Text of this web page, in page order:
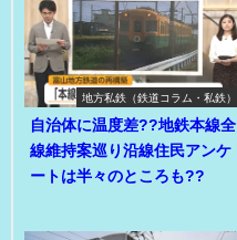
地方私鉄（鉄道コラム・私鉄）
自治体に温度差??地鉄本線全
線維持案巡り沿線住民アンケ
ートは半々のところも??